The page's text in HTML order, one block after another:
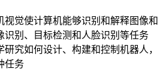
视觉使计算机能够识别和解释图像和
识别、目标检测和人脸识别等任务
研究如何设计、构建和控制机器人，
任务